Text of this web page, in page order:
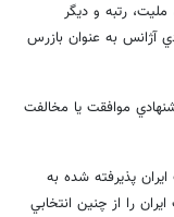
رتبه و ديگر
آژانس به عنوان بازرس
موافقت يا مخالفت
پذيرفته شده به
را از چنين انتخابي